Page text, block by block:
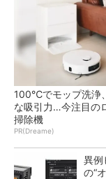
100℃でモップ洗浄
な吸引力…今注目の
掃除機
PR(Dreame)
異
の“